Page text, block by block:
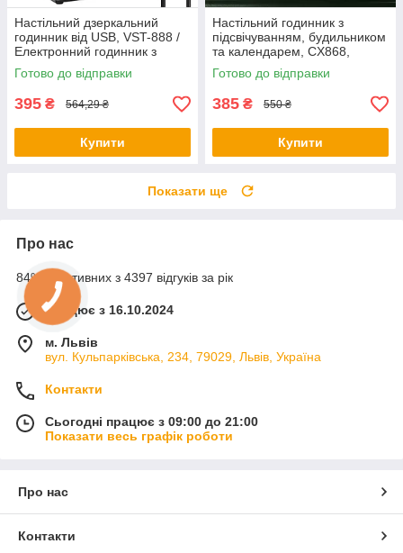
Настільний дзеркальний
годинник від USB, VST-888 /
Електронний годинник з
вимірюванням температури
та вологості
Готово до відправки
395 ₴ 564,29 ₴
Купити
Настільний годинник з
підсвічуванням, будильником
та календарем, CX868,
Зелений/ Цифровий годинник
з вимірюванням температури
Готово до відправки
385 ₴ 550 ₴
Купити
Показати ще
Про нас
84% позитивних з 4397 відгуків за рік
Працює з 16.10.2024
м. Львів
вул. Кульпарківська, 234, 79029, Львів, Україна
Контакти
Сьогодні працює з 09:00 до 21:00
Показати весь графік роботи
Про нас
Контакти